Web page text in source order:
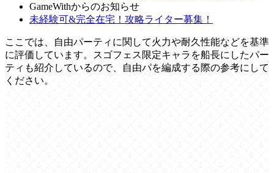
GameWithからのお知らせ
未経験可&完全在宅！攻略ライター募集！
ここでは、自由パーティに関して火力や耐久性能などを基準
に評価しています。スゴフェス限定キャラを船長にしたパー
ティも紹介しているので、自由パを編成する際の参考にして
ください。